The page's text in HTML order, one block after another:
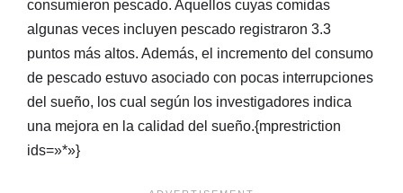
consumieron pescado. Aquellos cuyas comidas
algunas veces incluyen pescado registraron 3.3
puntos más altos. Además, el incremento del consumo
de pescado estuvo asociado con pocas interrupciones
del sueño, los cual según los investigadores indica
una mejora en la calidad del sueño.{mprestriction
ids=»*»}